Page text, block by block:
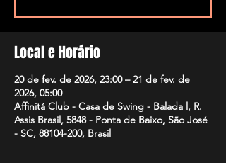
Local e Horário
20 de fev. de 2026, 23:00 – 21 de fev. de
2026, 05:00
Affinitá Club - Casa de Swing - Balada l, R.
Assis Brasil, 5848 - Ponta de Baixo, São José
- SC, 88104-200, Brasil